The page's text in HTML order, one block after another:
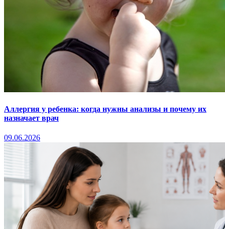
Аллергия у ребенка: когда нужны анализы и почему их
назначает врач
09.06.2026